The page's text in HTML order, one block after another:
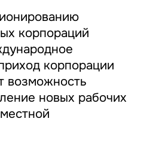
корпораций
корпорации
возможность
новых рабочих